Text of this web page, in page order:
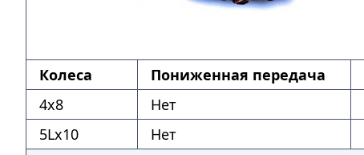
Колеса Пониженная передача
4х8
Нет
5Lх10
Нет